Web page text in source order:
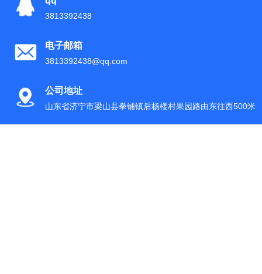
3813392438
电子邮箱
3813392438@qq.com
公司地址
山东省济宁市梁山县拳铺镇后杨楼村果园路由东往西500米